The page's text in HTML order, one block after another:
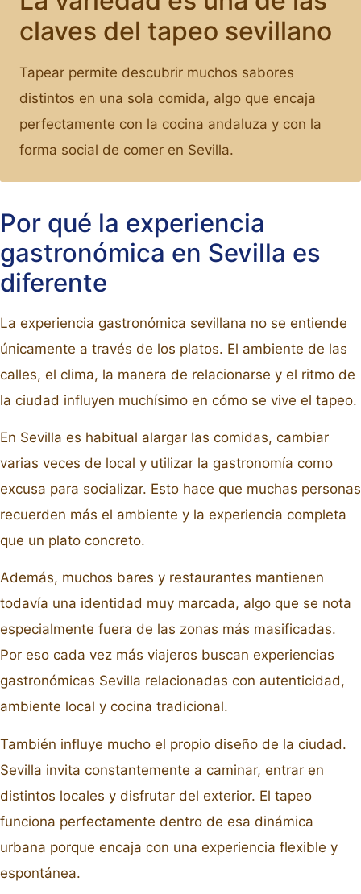
claves del tapeo sevillano
Tapear permite descubrir muchos sabores
distintos en una sola comida, algo que encaja
perfectamente con la cocina andaluza y con la
forma social de comer en Sevilla.
Por qué la experiencia
gastronómica en Sevilla es
diferente
La experiencia gastronómica sevillana no se entiende
únicamente a través de los platos. El ambiente de las
calles, el clima, la manera de relacionarse y el ritmo de
la ciudad influyen muchísimo en cómo se vive el tapeo.
En Sevilla es habitual alargar las comidas, cambiar
varias veces de local y utilizar la gastronomía como
excusa para socializar. Esto hace que muchas personas
recuerden más el ambiente y la experiencia completa
que un plato concreto.
Además, muchos bares y restaurantes mantienen
todavía una identidad muy marcada, algo que se nota
especialmente fuera de las zonas más masificadas.
Por eso cada vez más viajeros buscan experiencias
gastronómicas Sevilla relacionadas con autenticidad,
ambiente local y cocina tradicional.
También influye mucho el propio diseño de la ciudad.
Sevilla invita constantemente a caminar, entrar en
distintos locales y disfrutar del exterior. El tapeo
funciona perfectamente dentro de esa dinámica
urbana porque encaja con una experiencia flexible y
espontánea.